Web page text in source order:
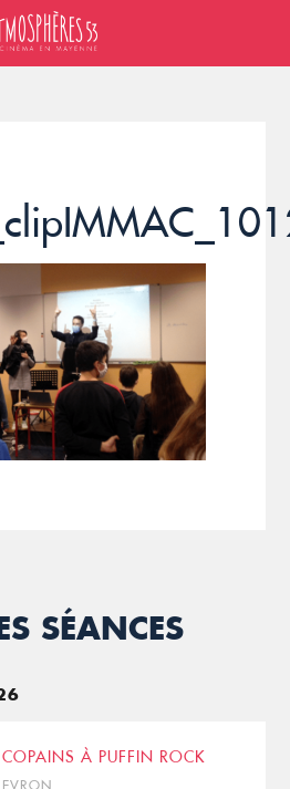
SÉANCES
À PUFFIN ROCK